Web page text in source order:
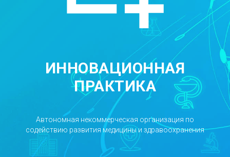
ИННОВАЦИОННАЯ
ПРАКТИКА
Автономная некоммерческая организация по
содействию развития медицины и здравоохранения